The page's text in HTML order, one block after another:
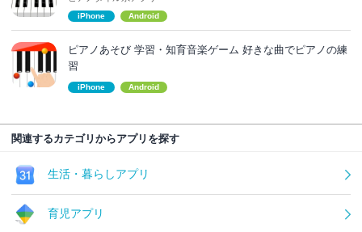
iPhone Android
ピアノあそび 学習・知育音楽ゲーム 好きな曲でピアノの練
習
iPhone Android
関連するカテゴリからアプリを探す
生活・暮らしアプリ
育児アプリ